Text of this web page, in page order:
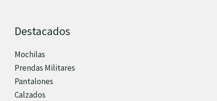
Destacados
Mochilas
Prendas Militares
Pantalones
Calzados